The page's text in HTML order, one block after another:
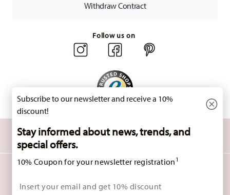
Withdraw Contract
Follow us on
DISCOVER ALL OUR BRANDS
Beauty & functionality for your home
GENERAL TERMS AND CONDITIONS
Subscribe to our newsletter and receive a 10%
discount!
Stay informed about news, trends, and
special offers.
10% Coupon for your newsletter registration 1